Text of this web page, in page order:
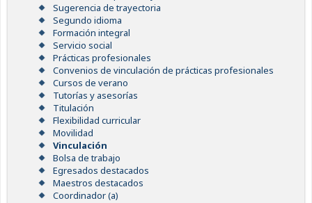
Sugerencia de trayectoria
Segundo idioma
Formación integral
Servicio social
Prácticas profesionales
Convenios de vinculación de prácticas profesionales
Cursos de verano
Tutorías y asesorías
Titulación
Flexibilidad curricular
Movilidad
Vinculación
Bolsa de trabajo
Egresados destacados
Maestros destacados
Coordinador (a)